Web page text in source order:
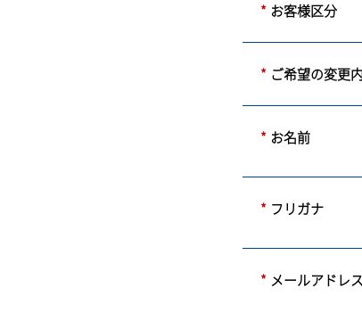
* お客様区分
* ご希望の変更
* お名前
* フリガナ
* メールアドレス